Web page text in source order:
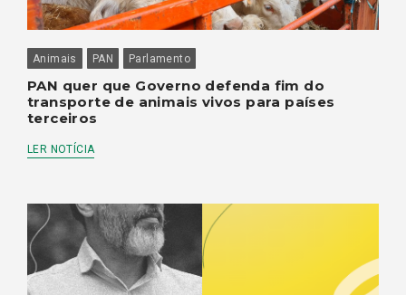
Animais PAN Parlamento
PAN quer que Governo defenda fim do
transporte de animais vivos para países
terceiros
LER NOTÍCIA